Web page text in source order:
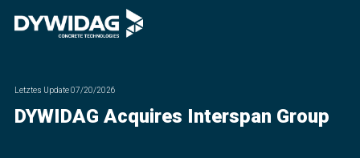
Letztes Update07/20/2026
DYWIDAG Acquires Interspan Group